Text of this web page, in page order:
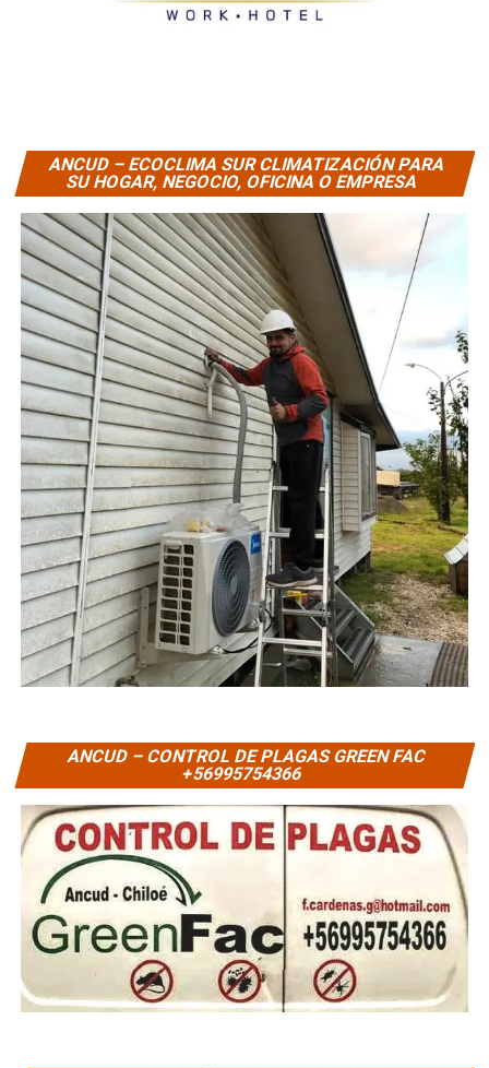
ANCUD – ECOCLIMA SUR CLIMATIZACIÓN PARA
SU HOGAR, NEGOCIO, OFICINA O EMPRESA
ANCUD – CONTROL DE PLAGAS GREEN FAC
+56995754366